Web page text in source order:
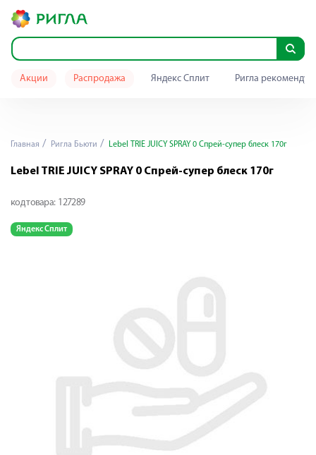
Акции Распродажа Яндекс Сплит Ригла
Главная Ригла Бьюти Lebel TRIE JUICY SPRAY 0 Спрей-супер блеск 170г
Lebel TRIE JUICY SPRAY 0 Спрей-супер блеск 170г
код товара: 127289
Яндекс Сплит